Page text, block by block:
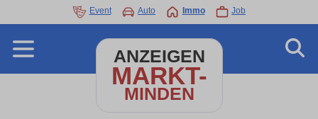
Event Auto Immo Job
ANZEIGEN
MARKT-
MINDEN